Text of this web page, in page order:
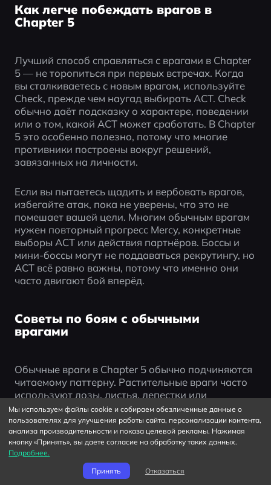
Как легче побеждать врагов в
Chapter 5
Лучший способ справляться с врагами в Chapter
5 — не торопиться при первых встречах. Когда
вы сталкиваетесь с новым врагом, используйте
Check, прежде чем наугад выбирать ACT. Check
обычно даёт подсказку о характере, поведении
или о том, какой ACT может сработать. В Chapter
5 это особенно полезно, потому что многие
противники построены вокруг решений,
завязанных на личности.
Если вы пытаетесь щадить и вербовать врагов,
избегайте атак, пока не уверены, что это не
помешает вашей цели. Многим обычным врагам
нужен повторный прогресс Mercy, конкретные
выборы ACT или действия партнёров. Боссы и
мини-боссы могут не поддаваться рекрутингу, но
ACT всё равно важны, потому что именно они
часто двигают бой вперёд.
Советы по боям с обычными
врагами
Обычные враги в Chapter 5 обычно подчиняются
читаемому паттерну. Растительные враги часто
используют лозы, листья, лепестки или
движения в земляном стиле. Враги-насекомые и
воздушные враги могут использовать более
быстрые и подвижные пулевые паттерны. Пугала
и птицы могут опираться на взаимодействие в
паре, полевые шутки или ACT, подходящие к их
Мы используем файлы cookie и собираем обезличенные данные о
пользователях для улучшения работы сайта, персонализации контента,
анализа производительности и показа целевой рекламы. Нажимая
кнопку «Принять», вы даете согласие на обработку таких данных.
Подробнее.
Принять
Отказаться